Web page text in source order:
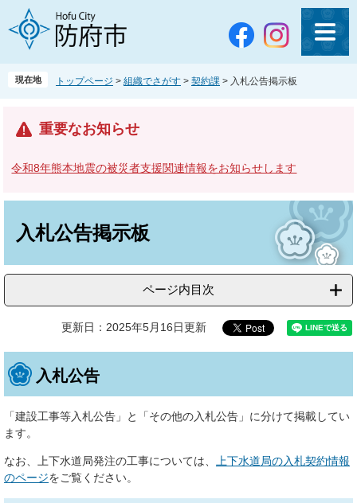
現在地 トップページ > 組織でさがす > 契約課 > 入札公告掲示板
重要なお知らせ
令和8年熊本地震の被災者支援関連情報をお知らせします
入札公告掲示板
ページ内目次
更新日：2025年5月16日更新
入札公告
「建設工事等入札公告」と「その他の入札公告」に分けて掲載してい
ます。
なお、上下水道局発注の工事については、
上下水道局の入札契約情報
のページをご覧ください。